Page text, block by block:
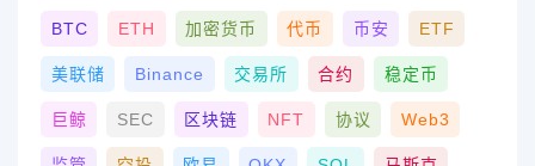
BTC ETH 加密货币 代币 币安 ETF
美联储 Binance 交易所 合约 稳定币
巨鲸 SEC 区块链 NFT 协议 Web3